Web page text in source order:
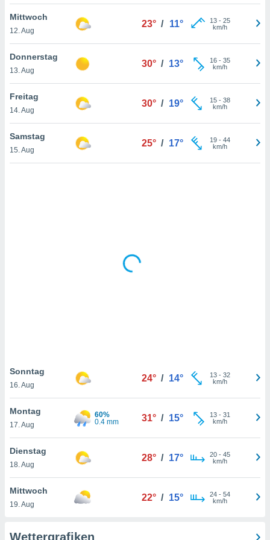
der
weiterhin
nicht
von
und
auf
klicken.
Mittwoch
12. Aug
23° / 11° 13- 25
km/h
Donnerstag
13. Aug
30° / 13° 16- 35
km/h
Freitag
14. Aug
30° / 19° 15- 38
km/h
Samstag
15. Aug
25° / 17° 19- 44
km/h
Sonntag
16. Aug
24° / 14° 13- 32
km/h
Montag
17. Aug
60%
0.4 mm
31° / 15° 13- 31
km/h
Dienstag
18. Aug
28° / 17° 20- 45
km/h
Mittwoch
19. Aug
22° / 15° 24- 54
km/h
Wettergrafiken